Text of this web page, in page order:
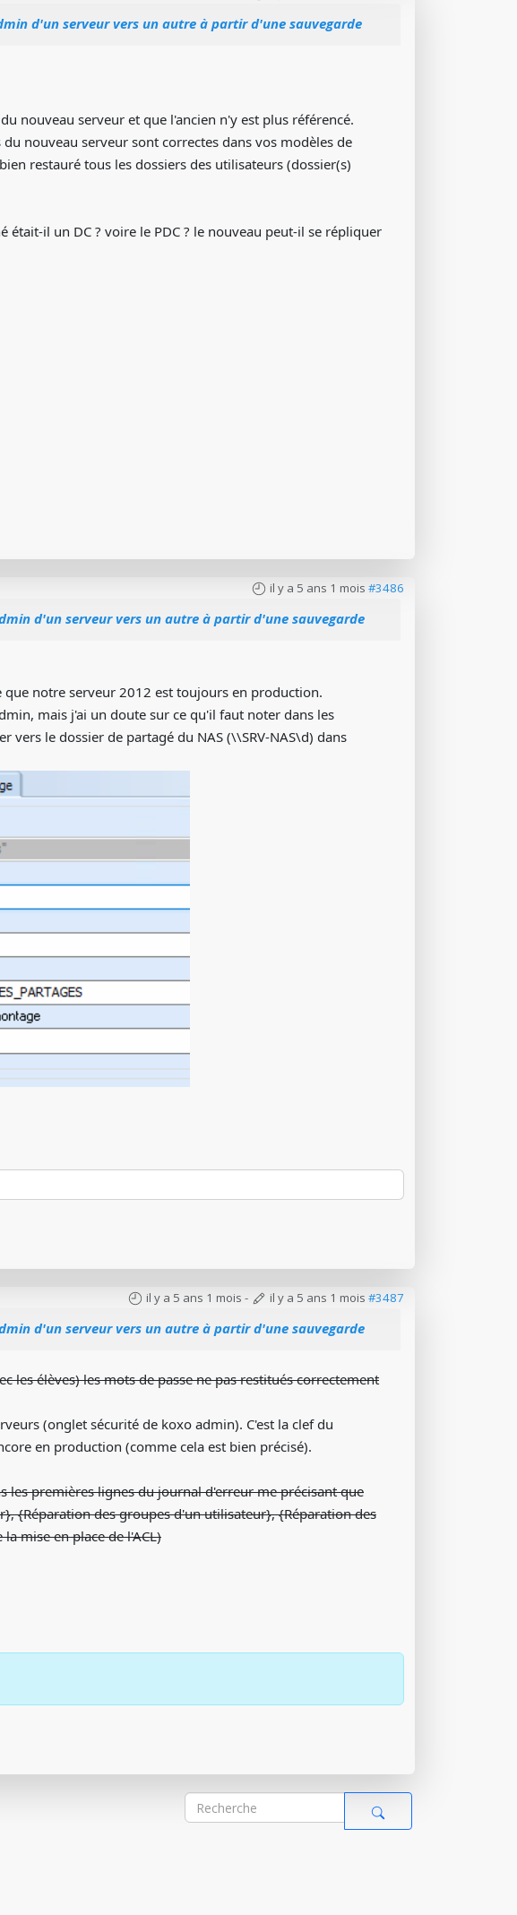
d'un serveur vers un autre à partir d'une sauvegarde
nouveau serveur et que l'ancien n'y est plus référencé.
nouveau serveur sont correctes dans vos modèles de
restauré tous les dossiers des utilisateurs (dossier(s)
il un DC ? voire le PDC ? le nouveau peut-il se répliquer
il y a 5 ans 1 mois #3486
d'un serveur vers un autre à partir d'une sauvegarde
que notre serveur 2012 est toujours en production.
mais j'ai un doute sur ce qu'il faut noter dans les
vers le dossier de partagé du NAS (\\SRV-NAS\d) dans
il y a 5 ans 1 mois - il y a 5 ans 1 mois #3487
d'un serveur vers un autre à partir d'une sauvegarde
les élèves) les mots de passe ne pas restitués correctement
(onglet sécurité de koxo admin). C'est la clef du
en production (comme cela est bien précisé).
premières lignes du journal d'erreur me précisant que
{Réparation des groupes d'un utilisateur}, {Réparation des
mise en place de l'ACL)